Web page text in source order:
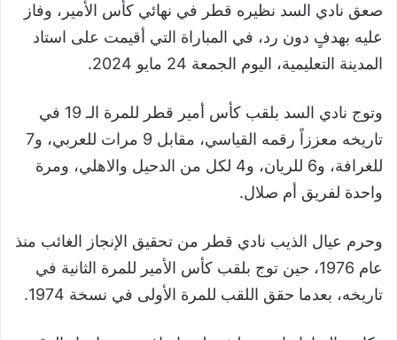
صعق نادي السد نظيره قطر في نهائي كأس الأمير، وفاز
عليه بهدفٍ دون رد، في المباراة التي أقيمت على استاد
المدينة التعليمية، اليوم الجمعة 24 مايو 2024.
وتوج نادي السد بلقب كأس أمير قطر للمرة الـ 19 في
تاريخه معززاً رقمه القياسي، مقابل 9 مرات للعربي، و7
للغرافة، و6 للريان، و4 لكل من الدحيل والاهلي، ومرة
واحدة لفريق أم صلال.
وحرم عيال الذيب نادي قطر من تحقيق الإنجاز الغائب منذ
عام 1976، حين توج بلقب كأس الأمير للمرة الثانية في
تاريخه، بعدما حقق اللقب للمرة الأولى في نسخة 1974.